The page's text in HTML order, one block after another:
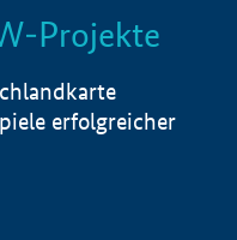
Info
Projekte
erfolgreicher